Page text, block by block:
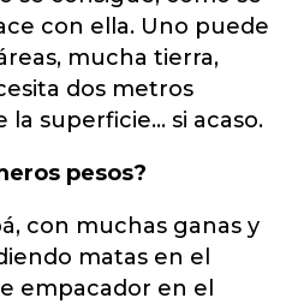
con ella. Uno puede
mucha tierra,
dos metros
la superficie… si acaso.
pesos?
con muchas ganas y
matas en el
empacador en el